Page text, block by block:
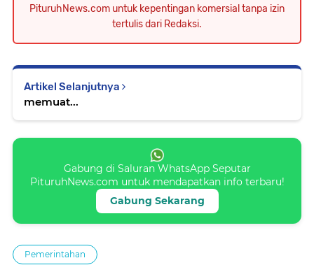
PituruhNews.com untuk kepentingan komersial tanpa izin
tertulis dari Redaksi.
Artikel Selanjutnya
memuat...
Gabung di Saluran WhatsApp Seputar
PituruhNews.com untuk mendapatkan info terbaru!
Gabung Sekarang
Pemerintahan